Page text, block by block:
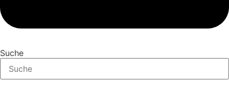
Suche